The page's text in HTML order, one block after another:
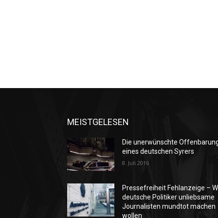
MEISTGELESEN
Die unerwünschte
eines deutschen Syrers
8. Juli 2016
Pressefreiheit Fehlanzeige –
deutsche Politiker unliebsame
Journalisten mundtot machen
wollen